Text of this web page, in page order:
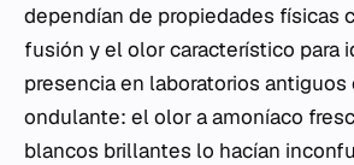
dependían de propiedades físicas
fusión y el olor característico para
presencia en laboratorios antiguos
ondulante: el olor a amoníaco
blancos brillantes lo hacían